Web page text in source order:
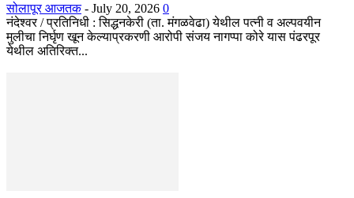
सोलापूर आजतक - July 20, 2026 0
नंदेश्वर / प्रतिनिधी : सिद्धनकेरी (ता. मंगळवेढा) येथील पत्नी व अल्पवयीन
मुलीचा निर्घृण खून केल्याप्रकरणी आरोपी संजय नागप्पा कोरे यास पंढरपूर
येथील अतिरिक्त...